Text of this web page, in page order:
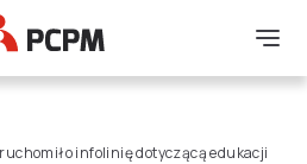
Logo
infolinię dotyczącą edukacji